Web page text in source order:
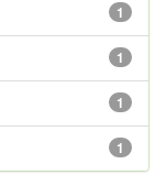
1
1
1
1